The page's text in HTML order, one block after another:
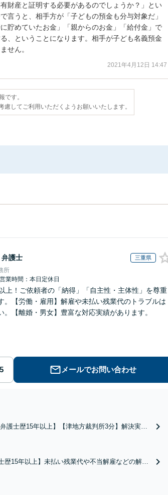
財産と証明する必要があるのでしょうか？」とい
言うと、相手方が「子どもの預金も分与対象だ」
貯めていたお金」「親からのお金」「給付金」で
、ということになります。相手が子ども名義預金
せん。
2021年4月12日 14:47
です。
慮してご利用いただくようお願いいたします。
弁護士 三重県
所
営業時間：本日定休日
上！ご依頼者の「納得」「自主性・主体性」を尊重
。【労働・雇用】解雇や未払い残業代のトラブルは
。【離婚・男女】豊富な対応実績があります。
メールでお問い合わせ
弁護士歴15年以上】【津地方裁判所3分】解決実績
れの相談可】
歴15年以上】未払い残業代や不当解雇などの解決